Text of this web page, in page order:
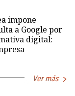
impone
a Google por
digital:
Ver más